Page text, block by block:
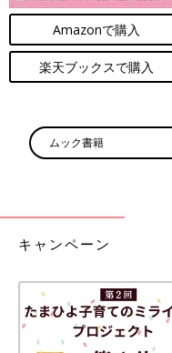
アイスクリームのイラス
ね♪ 生地は薄めで、柔ら
トできるんだそうです！
西松
ィー
わい
たくさ
Amazonで購入
楽天ブックスで購入
ムック書籍
キャンペーン